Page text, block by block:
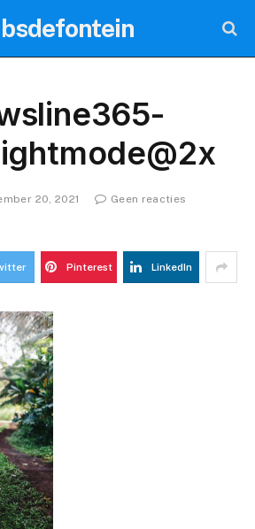
20, 2021
Geen reacties
Pinterest LinkedIn